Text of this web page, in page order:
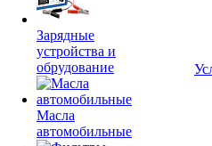
Зарядные
устройства и
обрудование
Масла
автомобильные